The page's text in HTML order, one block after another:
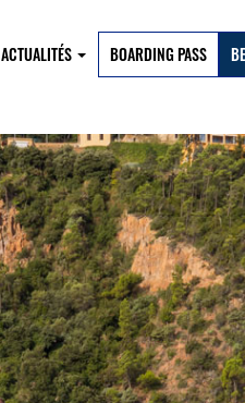
ACTUALITÉS BOARDING PASS